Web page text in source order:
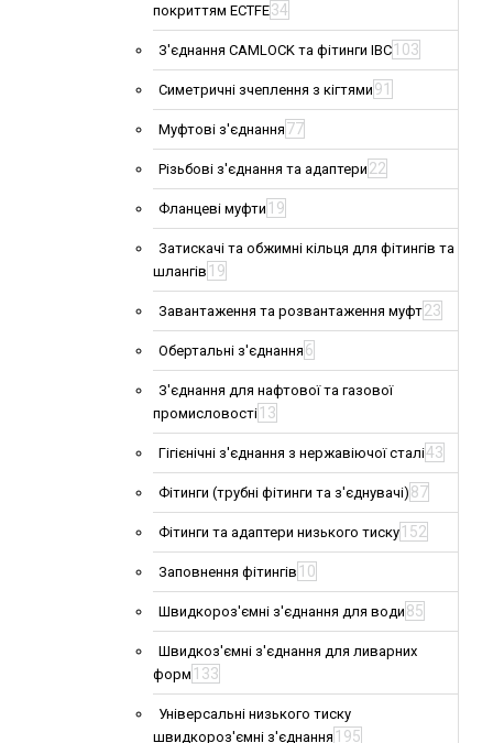
покриттям ECTFE34
З'єднання CAMLOCK та фітинги IBC 103
Симетричні зчеплення з кігтями 91
Муфтові з'єднання 77
Різьбові з'єднання та адаптери 22
Фланцеві муфти 19
Затискачі та обжимні кільця для фітингів та
шлангів 19
Завантаження та розвантаження муфт23
Обертальні з'єднання 6
З'єднання для нафтової та газової
промисловості 13
Гігієнічні з'єднання з нержавіючої сталі43
Фітинги (трубні фітинги та з'єднувачі) 87
Фітинги та адаптери низького тиску 152
Заповнення фітингів 10
Швидкороз'ємні з'єднання для води 85
Швидкоз'ємні з'єднання для ливарних
форм 133
Універсальні низького тиску
швидкороз'ємні з'єднання 195